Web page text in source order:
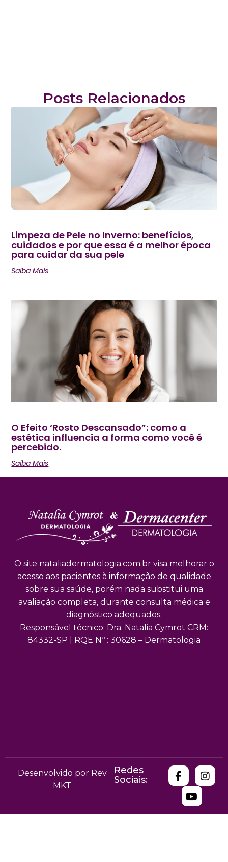
Posts Relacionados
Limpeza de Pele no Inverno: benefícios,
cuidados e por que essa é a melhor época
para cuidar da sua pele
Saiba Mais
O Efeito ‘Rosto Descansado”: como a
estética influencia a forma como você é
percebido.
Saiba Mais
O site nataliadermatologia.com.br visa melhorar o
acesso aos pacientes à informação de qualidade
sobre sua saúde, porém nada substitui uma
avaliação completa, durante consulta médica e
diagnóstico adequados.
Responsável técnico: Dra. Natalia Cymrot CRM:
84332-SP | RQE Nº : 30628 – Dermatologia
Desenvolvido por Rev
MKT
Redes
Sociais: